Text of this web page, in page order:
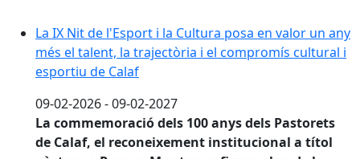
La IX Nit de l'Esport i la Cultura posa en valor un any
més el talent, la trajectòria i el compromís cultural i
esportiu de Calaf
09-02-2026 - 09-02-2027
La commemoració dels 100 anys dels Pastorets
de Calaf, el reconeixement institucional a títol